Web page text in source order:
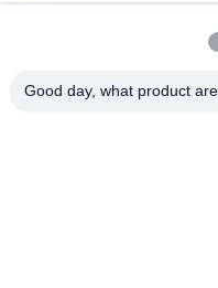
Xlpe με μόνωση
μεταλλικά μονωμένα
Good day, what product